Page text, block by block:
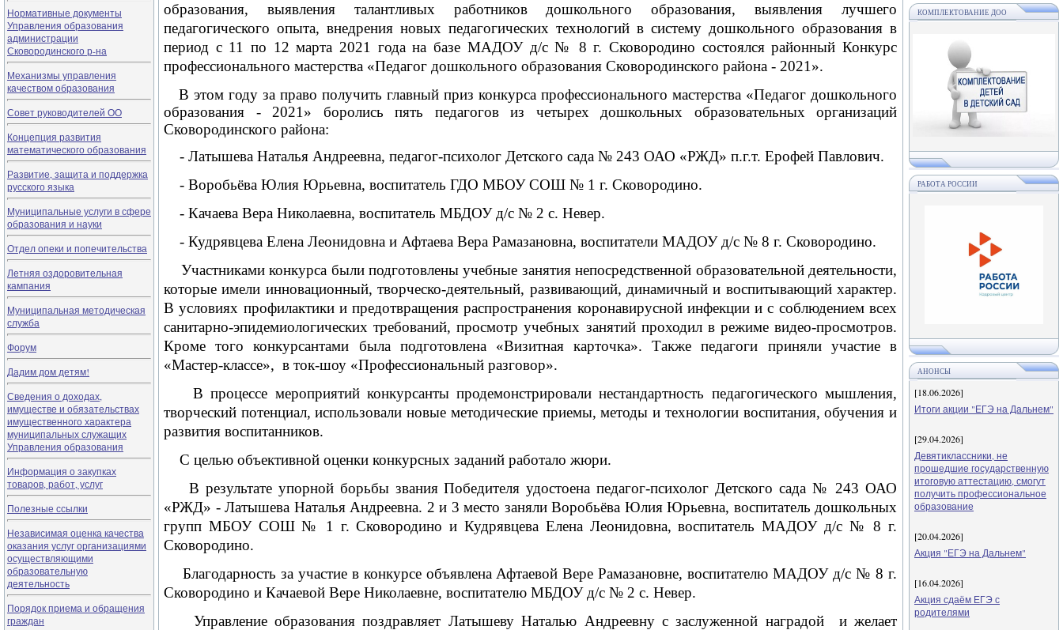
Нормативные документы
Управления образования
администрации
Сковородинского р-на
Механизмы управления
качеством образования
Совет руководителей ОО
Концепция развития
математического образования
Развитие, защита и поддержка
русского языка
Муниципальные услуги в сфере
образования и науки
Отдел опеки и попечительства
Летняя оздоровительная
кампания
Муниципальная методическая
служба
Форум
Дадим дом детям!
Сведения о доходах,
имуществе и обязательствах
имущественного характера
муниципальных служащих
Управления образования
Информация о закупках
товаров, работ, услуг
Полезные ссылки
Независимая оценка качества
оказания услуг организациями
осуществляющими
образовательную
деятельность
Порядок приема и обращения
граждан
образования, выявления талантливых работников дошкольного образования, выявления лучшего
педагогического опыта, внедрения новых педагогических технологий в систему дошкольного образования в
период с 11 по 12 марта 2021 года на базе МАДОУ д/с № 8 г. Сковородино состоялся районный Конкурс
профессионального мастерства «Педагог дошкольного образования Сковородинского района - 2021».
В этом году за право получить главный приз конкурса профессионального мастерства «Педагог дошкольного
образования - 2021» боролись пять педагогов из четырех дошкольных образовательных организаций
Сковородинского района:
- Латышева Наталья Андреевна, педагог-психолог Детского сада № 243 ОАО «РЖД» п.г.т. Ерофей Павлович.
- Воробьёва Юлия Юрьевна, воспитатель ГДО МБОУ СОШ № 1 г. Сковородино.
- Качаева Вера Николаевна, воспитатель МБДОУ д/с № 2 с. Невер.
- Кудрявцева Елена Леонидовна и Афтаева Вера Рамазановна, воспитатели МАДОУ д/с № 8 г. Сковородино.
Участниками конкурса были подготовлены учебные занятия непосредственной образовательной деятельности,
которые имели инновационный, творческо-деятельный, развивающий, динамичный и воспитывающий характер.
В условиях профилактики и предотвращения распространения коронавирусной инфекции и с соблюдением всех
санитарно-эпидемиологических требований, просмотр учебных занятий проходил в режиме видео-просмотров.
Кроме того конкурсантами была подготовлена «Визитная карточка». Также педагоги приняли участие в
«Мастер-классе», в ток-шоу «Профессиональный разговор».
В процессе мероприятий конкурсанты продемонстрировали нестандартность педагогического мышления,
творческий потенциал, использовали новые методические приемы, методы и технологии воспитания, обучения и
развития воспитанников.
С целью объективной оценки конкурсных заданий работало жюри.
В результате упорной борьбызвания Победителя удостоена педагог-психолог Детского сада № 243 ОАО
«РЖД» - Латышева Наталья Андреевна. 2 и 3 место заняли Воробьёва Юлия Юрьевна, воспитатель дошкольных
групп МБОУ СОШ № 1 г. Сковородино и Кудрявцева Елена Леонидовна, воспитатель МАДОУ д/с № 8 г.
Сковородино.
Благодарность за участие в конкурсе объявлена Афтаевой Вере Рамазановне, воспитателю МАДОУ д/с № 8 г.
Сковородино и Качаевой Вере Николаевне, воспитателю МБДОУ д/с № 2 с. Невер.
Управление образования поздравляет Латышеву Наталью Андреевну с заслуженной наградой и желает
КОМПЛЕКТОВАНИЕ ДОО
РАБОТА РОССИИ
АНОНСЫ
[18.06.2026]
Итоги акции "ЕГЭ на Дальнем"
[29.04.2026]
Девятиклассники, не
прошедшие государственную
итоговую аттестацию, смогут
получить профессиональное
образование
[20.04.2026]
Акция "ЕГЭ на Дальнем"
[16.04.2026]
Акция сдаём ЕГЭ с
родителями